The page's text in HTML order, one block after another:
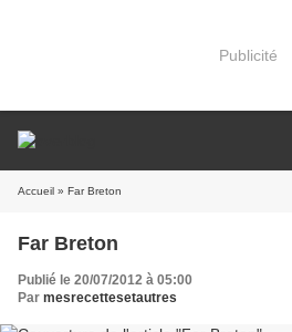
Publicité
Accueil » Far Breton
Far Breton
Publié le 20/07/2012 à 05:00
Par mesrecettesetautres